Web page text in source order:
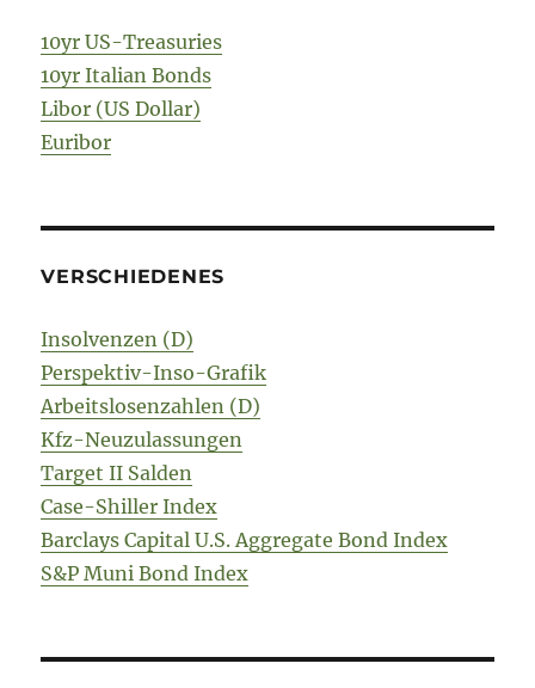
10yr US-Treasuries
10yr Italian Bonds
Libor (US Dollar)
Euribor
VERSCHIEDENES
Insolvenzen (D)
Perspektiv-Inso-Grafik
Arbeitslosenzahlen (D)
Kfz-Neuzulassungen
Target II Salden
Case-Shiller Index
Barclays Capital U.S. Aggregate Bond Index
S&P Muni Bond Index